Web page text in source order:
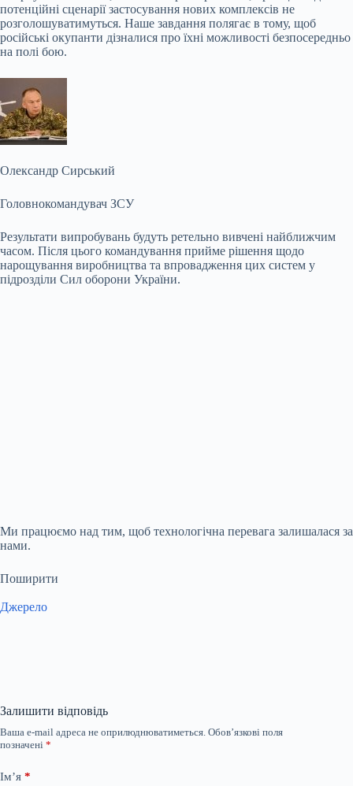
потенційні сценарії застосування нових комплексів не
розголошуватимуться. Наше завдання полягає в тому, щоб
російські окупанти дізналися про їхні можливості безпосередньо
на полі бою.
Олександр Сирський
Головнокомандувач ЗСУ
Результати випробувань будуть ретельно вивчені найближчим
часом. Після цього командування прийме рішення щодо
нарощування виробництва та впровадження цих систем у
підрозділи Сил оборони України.
Ми працюємо над тим, щоб технологічна перевага залишалася за
нами.
Поширити
Джерело
Залишити відповідь
Ваша e-mail адреса не оприлюднюватиметься. Обов’язкові поля
позначені *
Ім’я *